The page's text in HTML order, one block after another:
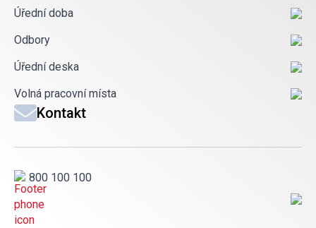
Úřední doba
Odbory
Úřední deska
Volná pracovní místa
Kontakt
800 100 100